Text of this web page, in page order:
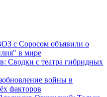
с Соросом объявили о
в мире
Сводки с театра гибридных
войны в
факторов